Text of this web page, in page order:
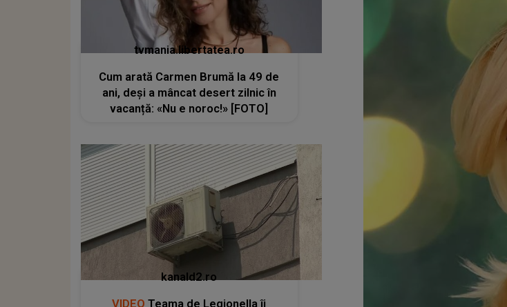
tvmania.libertatea.ro
Cum arată Carmen Brumă la 49 de
ani, deși a mâncat desert zilnic în
vacanță: «Nu e noroc!» [FOTO]
kanald2.ro
VIDEO Teama de Legionella îi